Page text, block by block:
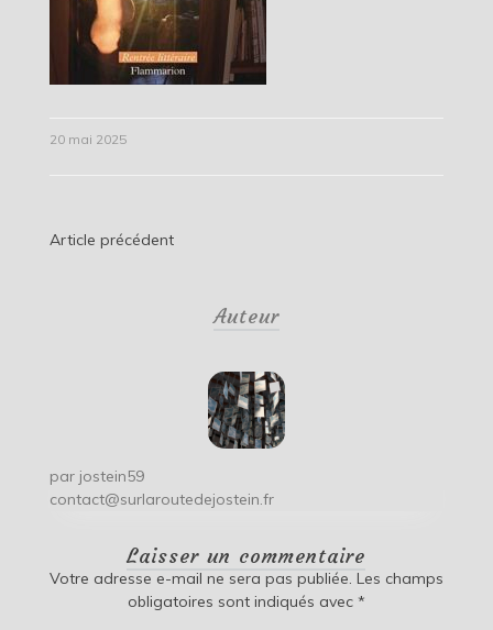
20 mai 2025
Navigation
Article précédent
Auteur
par jostein59
contact@surlaroutedejostein.fr
Laisser un commentaire
Votre adresse e-mail ne sera pas publiée. Les champs
obligatoires sont indiqués avec *